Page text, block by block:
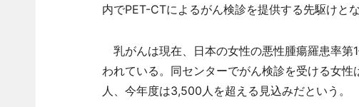
内でPET-CTによるがん検診を提供する先駆けとな
乳がんは現在、日本の女性の悪性腫瘍羅患率
われている。同センターでがん検診を受ける女
人、今年度は3,500人を超える見込みだという。